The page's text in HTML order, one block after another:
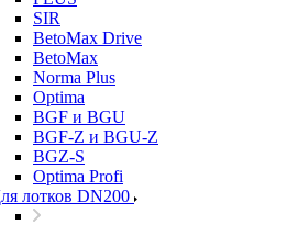
SIR
BetoMax Drive
BetoMax
Norma Plus
Optima
BGF и BGU
BGF-Z и BGU-Z
BGZ-S
Optima Profi
лотков DN200